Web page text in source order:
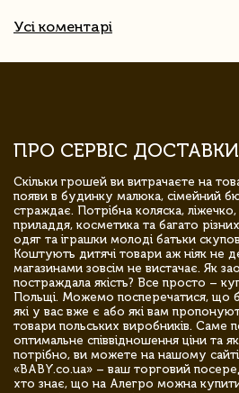
Усі коментарі
ПРО СЕРВІС ДОСТАВКИ
Скільки грошей ви витрачаєте на
появи в будинку малюка, сімейний
страждає. Потрібна коляска,
приладдя, косметика та багато
одяг та іграшки молоді батьки
Коштують дитячі товари аж ніяк не
магазинами зовсім не вистачає. Як
постраждала якість? Все просто –
Польщі. Можемо посперечатися, що
які у вас вже є або які вам
товари польських виробників. Саме
оптимальне співвідношення ціни та
потрібно, ви можете на нашому
«BABY.co.ua» – ваш торговий
хто знає, що на Алегро можна